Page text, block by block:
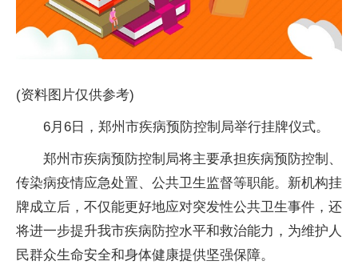
(资料图片仅供参考)
6月6日，郑州市疾病预防控制局举行挂牌仪式。
郑州市疾病预防控制局将主要承担疾病预防控制、
传染病疫情应急处置、公共卫生监督等职能。新机构挂
牌成立后，不仅能更好地应对突发性公共卫生事件，还
将进一步提升我市疾病防控水平和救治能力，为维护人
民群众生命安全和身体健康提供坚强保障。